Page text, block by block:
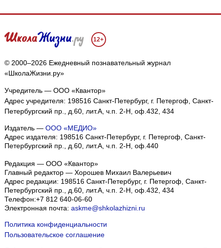
12+
© 2000–2026 Ежедневный познавательный журнал
«ШколаЖизни.ру»
Учредитель — ООО «Квантор»
Адрес учредителя: 198516 Санкт-Петербург, г. Петергоф, Санкт-
Петербургский пр., д.60, лит.А, ч.п. 2-Н, оф.432, 434
Издатель — ООО «МЕДИО»
Адрес издателя: 198516 Санкт-Петербург, г. Петергоф, Санкт-
Петербургский пр., д.60, лит.А, ч.п. 2-Н, оф.440
Редакция — ООО «Квантор»
Главный редактор — Хорошев Михаил Валерьевич
Адрес редакции: 198516 Санкт-Петербург, г. Петергоф, Санкт-
Петербургский пр., д.60, лит.А, ч.п. 2-Н, оф.432, 434
Телефон:+7 812 640-06-60
Электронная почта: askme@shkolazhizni.ru
Политика конфиденциальности
Пользовательское соглашение